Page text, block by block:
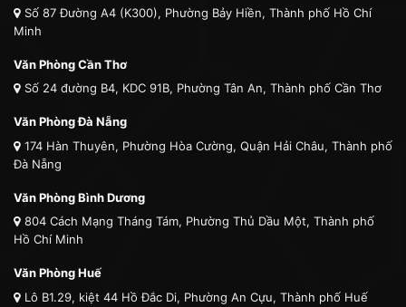
Số 87 Đường A4 (K300), Phường Bảy Hiền, Thành phố Hồ Chí
Minh
Văn Phòng Cần Thơ
Số 24 đường B4, KDC 91B, Phường Tân An, Thành phố Cần Thơ
Văn Phòng Đà Nẵng
174 Hàn Thuyên, Phường Hòa Cường, Quận Hải Châu, Thành phố
Đà Nẵng
Văn Phòng Bình Dương
804 Cách Mạng Tháng Tám, Phường Thủ Dầu Một, Thành phố
Hồ Chí Minh
Văn Phòng Huế
Lô B1.29, kiệt 44 Hồ Đắc Di, Phường An Cựu, Thành phố Huế